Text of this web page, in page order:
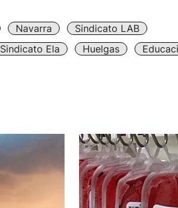
Navarra
Sindicato LAB
Sindicato Ela Huelgas